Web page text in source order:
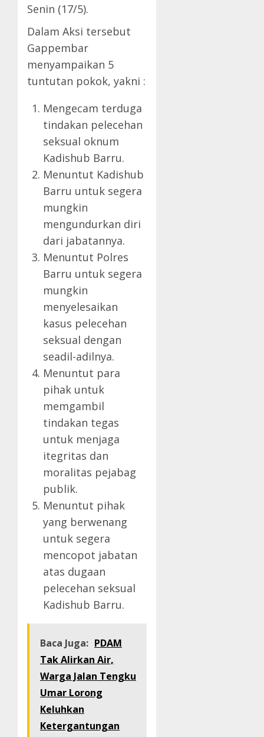
Senin (17/5).
Dalam Aksi tersebut
Gappembar
menyampaikan 5
tuntutan pokok, yakni :
Mengecam terduga
tindakan pelecehan
seksual oknum
Kadishub Barru.
Menuntut Kadishub
Barru untuk segera
mungkin
mengundurkan diri
dari jabatannya.
Menuntut Polres
Barru untuk segera
mungkin
menyelesaikan
kasus pelecehan
seksual dengan
seadil-adilnya.
Menuntut para
pihak untuk
memgambil
tindakan tegas
untuk menjaga
itegritas dan
moralitas pejabag
publik.
Menuntut pihak
yang berwenang
untuk segera
mencopot jabatan
atas dugaan
pelecehan seksual
Kadishub Barru.
Baca Juga: PDAM
Tak Alirkan Air,
Warga Jalan Tengku
Umar Lorong
Keluhkan
Ketergantungan